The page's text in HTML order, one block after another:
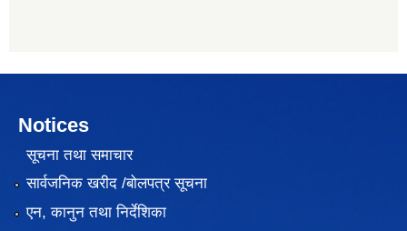
Notices
सूचना तथा समाचार
सार्वजनिक खरीद /बोलपत्र सूचना
एन, कानुन तथा निर्देशिका